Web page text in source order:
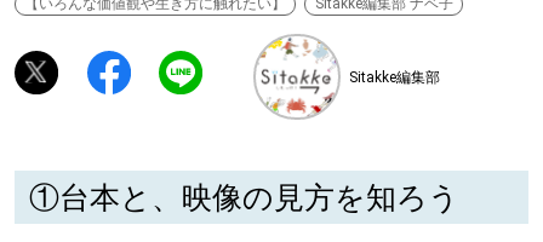
深める
【いろんな価値観や生き方に触れたい】
Sitakke編集部 ナベ子
Sitakke編集部
①台本と、映像の見方を知ろう